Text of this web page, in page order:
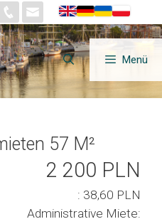
Menü
57 M²
2 200 PLN
: 38,60 PLN
Administrative Miete: